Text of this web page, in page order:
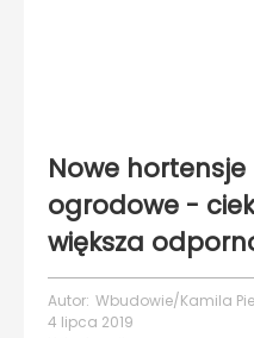
Nowe
ogrodowe -
większa
Autor: Wbudowie/Kamila
4 lipca 2019